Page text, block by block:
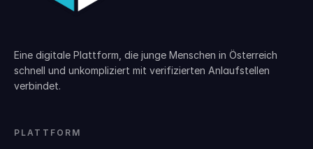
Eine digitale Plattform, die junge Menschen in Österreich
schnell und unkompliziert mit verifizierten Anlaufstellen
verbindet.
PLATTFORM